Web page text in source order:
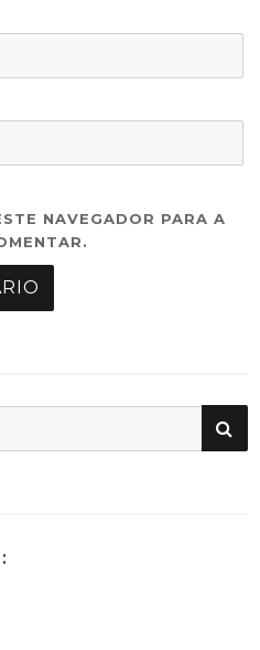
NAVEGADOR PARA A